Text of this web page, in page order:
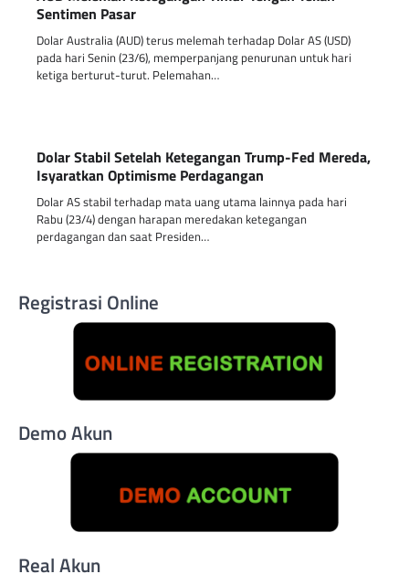
Sentimen Pasar
Dolar Australia (AUD) terus melemah terhadap Dolar AS (USD)
pada hari Senin (23/6), memperpanjang penurunan untuk hari
ketiga berturut-turut. Pelemahan…
Dolar Stabil Setelah Ketegangan Trump-Fed Mereda,
Isyaratkan Optimisme Perdagangan
Dolar AS stabil terhadap mata uang utama lainnya pada hari
Rabu (23/4) dengan harapan meredakan ketegangan
perdagangan dan saat Presiden…
Registrasi Online
Demo Akun
Real Akun